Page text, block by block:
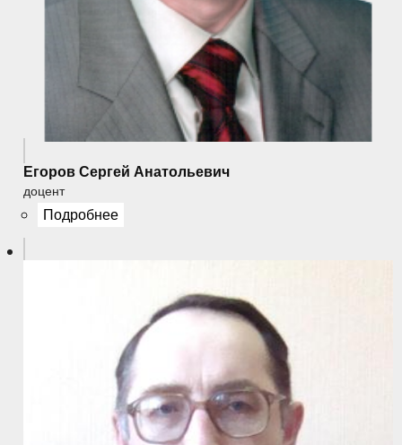
Егоров Сергей Анатольевич
доцент
Подробнее